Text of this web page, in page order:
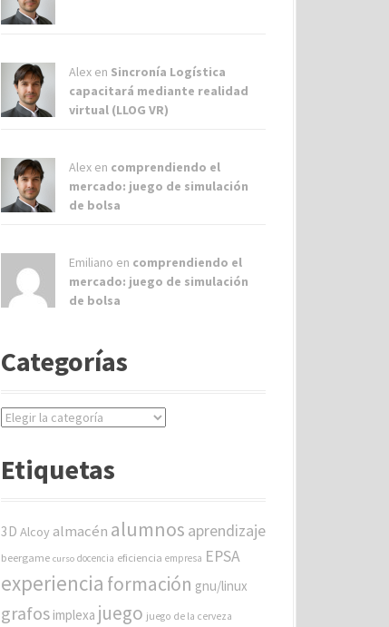
Alex en Sincronía Logística
capacitará mediante realidad
virtual (LLOG VR)
Alex en comprendiendo el
mercado: juego de simulación
de bolsa
Emiliano en comprendiendo el
mercado: juego de simulación
de bolsa
Categorías
C
e
r
s
Etiquetas
3D Alcoy almacén alumnos aprendizaje
beergame curso docencia eficiencia empresa EPSA
experiencia formación gnu/linux
grafos implexa juego juego de la cerveza